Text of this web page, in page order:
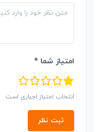
امتیاز شما *
انتخاب امتیاز اجباری است
ثبت نظر